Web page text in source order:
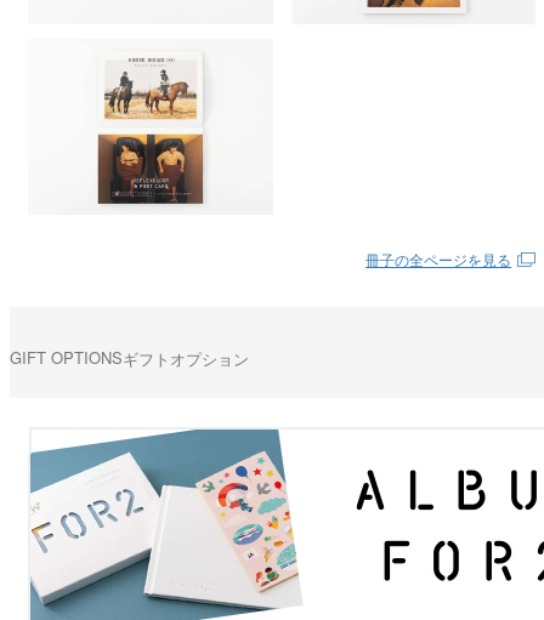
冊子の全ページを見る
GIFT OPTIONSギフトオプション